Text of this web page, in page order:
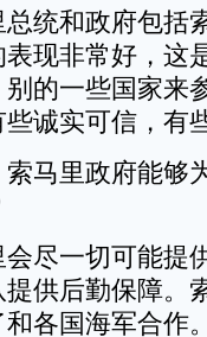
统和政府包括
现非常好，这
的一些国家来
诚实可信，有
马里政府能够
尽一切可能提
供后勤保障。
各国海军合作